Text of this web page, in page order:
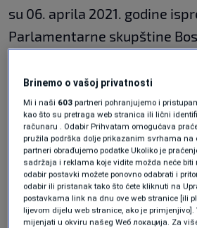
su 06. aprila 2021. godine
Parlamentarne skupštine
Neformalna grupa građana i
Vijeća ministara Bosne i
zahtjevala uvođenje
za sve ulaske u Bosni i
podnošenje neopozive
ministara Bosne i
Federacije Bosne i
Brinemo o vašoj privatnosti
Mi i naši 603 partneri pohranjujemo i
kao što su pretraga web stranica ili lični
računaru . Odabir Prihvatam omogućava
pružila podrška dolje prikazanim svrhama na
partneri obrađujemo podatke Ukoliko je
sadržaja i reklama koje vidite možda neće biti
odabir postavki možete ponovno odabrati i
odabir ili pristanak tako što ćete kliknuti na
postavkama link na dnu ove web stranice [ili
lijevom dijelu web stranice, ako je primjenjivo].
mijenjati u okviru našeg Wеб локација. Za